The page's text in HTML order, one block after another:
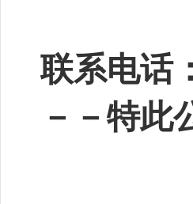
联系
－－特此